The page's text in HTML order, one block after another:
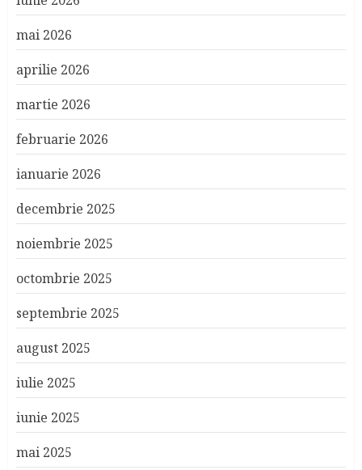
mai 2026
aprilie 2026
martie 2026
februarie 2026
ianuarie 2026
decembrie 2025
noiembrie 2025
octombrie 2025
septembrie 2025
august 2025
iulie 2025
iunie 2025
mai 2025